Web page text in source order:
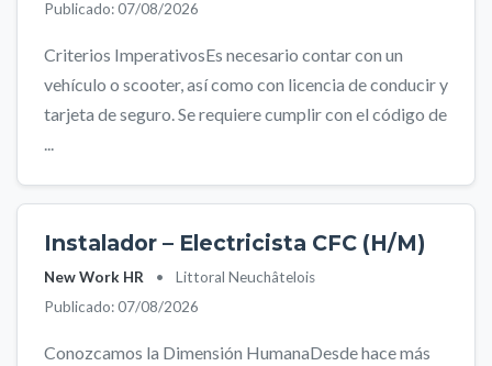
Publicado: 07/08/2026
Criterios ImperativosEs necesario contar con un
vehículo o scooter, así como con licencia de conducir y
tarjeta de seguro. Se requiere cumplir con el código de
...
Instalador – Electricista CFC (H/M)
New Work HR •
Littoral Neuchâtelois
Publicado: 07/08/2026
Conozcamos la Dimensión HumanaDesde hace más